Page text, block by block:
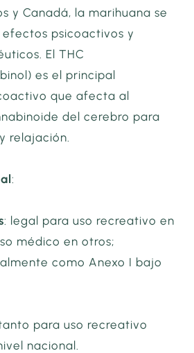
y Canadá, la marihuana se
efectos psicoactivos y
El THC
es el principal
que afecta al
del cerebro para
relajación.
:
: legal para uso recreativo en
médico en otros;
como Anexo I bajo
para uso recreativo
nacional.